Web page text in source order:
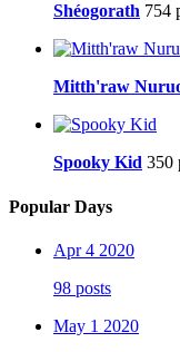
Shéogorath 754
Mitth'raw
Spooky Kid 350
Popular Days
Apr 4 2020
98 posts
May 1 2020